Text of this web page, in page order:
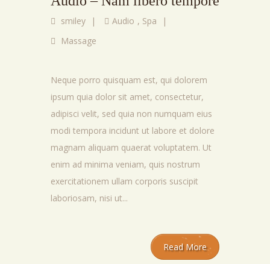
smiley | Audio , Spa
|
Massage
Neque porro quisquam est, qui dolorem
ipsum quia dolor sit amet, consectetur,
adipisci velit, sed quia non numquam eius
modi tempora incidunt ut labore et dolore
magnam aliquam quaerat voluptatem. Ut
enim ad minima veniam, quis nostrum
exercitationem ullam corporis suscipit
laboriosam, nisi ut...
Read More